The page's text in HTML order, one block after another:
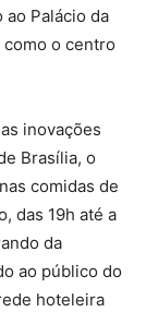
ao Palácio da
o centro
inovações
Brasília, o
comidas de
das 19h até a
da
ao público do
hoteleira